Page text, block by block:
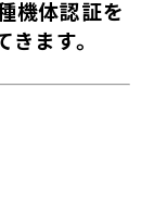
機体認証を
ます。